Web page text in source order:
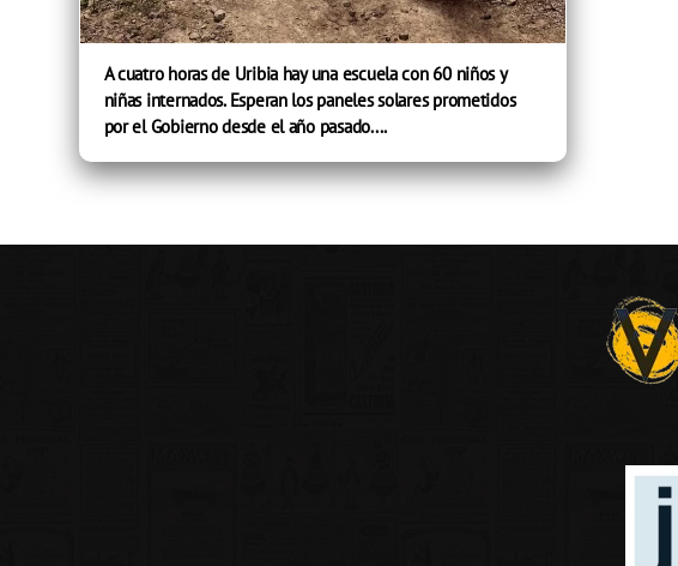
A cuatro horas de Uribia hay una escuela con 60 niños y
niñas internados. Esperan los paneles solares prometidos
por el Gobierno desde el año pasado....